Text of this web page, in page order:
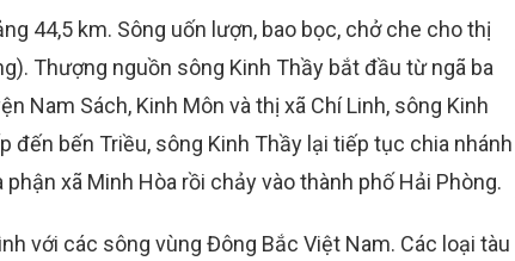
44,5 km. Sông uốn lượn, bao bọc, chở che cho thị
Thượng nguồn sông Kinh Thầy bắt đầu từ ngã ba
Nam Sách, Kinh Môn và thị xã Chí Linh, sông Kinh
đến bến Triều, sông Kinh Thầy lại tiếp tục chia nhánh
xã Minh Hòa rồi chảy vào thành phố Hải Phòng.
với các sông vùng Đông Bắc Việt Nam. Các loại tàu